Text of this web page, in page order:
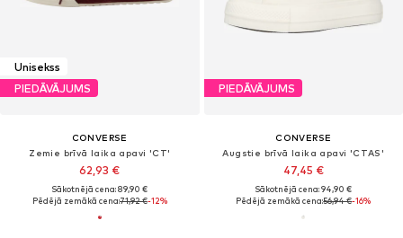
Unisekss
PIEDĀVĀJUMS
CONVERSE
Zemie brīvā laika apavi 'CT'
62,93 €
Sākotnējā cena: 89,90 €
Pēdējā zemākā cena:71,92 €-12%
PIEDĀVĀJUMS
CONVERSE
Augstie brīvā laika apavi 'CTAS'
47,45 €
Sākotnējā cena: 94,90 €
Pēdējā zemākā cena:56,94 €-16%